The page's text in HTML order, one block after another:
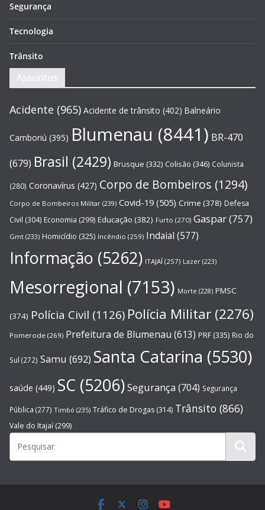
Segurança
Tecnologia
Trânsito
Assuntos
Acidente (965) Acidente de trânsito (402) Balneário
Camboriú (395) Blumenau (8441) BR-470
(679) Brasil (2429) Brusque (332) Colisão (346) Colunista
(280) Coronavírus (427) Corpo de Bombeiros (1294)
Corpo de Bombeiros Militar (239) Covid-19 (505) Crime (378) Defesa
Civil (304) Economia (299) Educação (382) Furto (270) Gaspar(757)
Gmt (233) Homicídio (325) Incêndio (259) Indaial (577)
Informação (5262) ITAJAÍ (257) Lazer (223)
Mesorregional (7153) Morte (228) PMSC
(374) Polícia Civil (1126) Polícia Militar (2276)
Pomerode (269) Prefeitura de Blumenau (613) PRF (335) Rio do
Sul (272) Samu (692) Santa Catarina (5530)
saúde (449) SC (5206)Segurança (704) Segurança
Pública (277) Timbó (235) Tráfico de Drogas (314) Trânsito (866)
Vale do Itajaí (299)